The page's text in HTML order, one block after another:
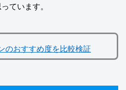
ています。
のおすすめ度を比較検証